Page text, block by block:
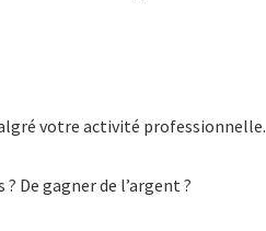
votre activité professionnelle.
De gagner de l’argent ?